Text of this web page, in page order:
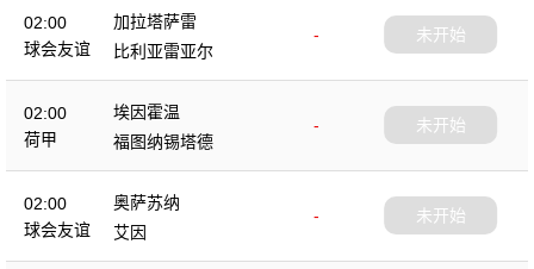
02:00
球会友谊
加拉塔萨雷
-
比利亚雷亚尔
未开始
02:00
荷甲
埃因霍温
-
福图纳锡塔德
未开始
02:00
球会友谊
奥萨苏纳
-
艾因
未开始